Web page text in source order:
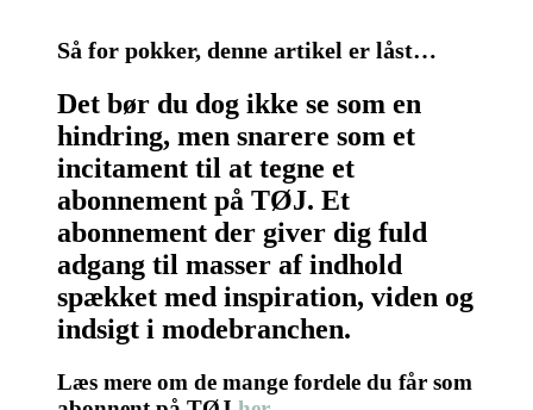
Så for pokker, denne artikel er låst…
Det bør du dog ikke se som en
hindring, men snarere som et
incitament til at tegne et
abonnement på TØJ. Et
abonnement der giver dig fuld
adgang til masser af indhold
spækket med inspiration, viden og
indsigt i modebranchen.
Læs mere om de mange fordele du får som